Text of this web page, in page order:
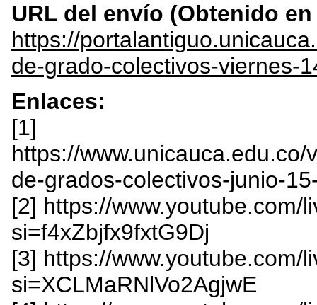
URL del envío (Obtenido
https://
de-grado-colectivos-viernes-
Enlaces:
[1]
https://
de-grados-colectivos-junio-
[2] https://www.youtube.com/
si=f4xZbjfx9fxtG9Dj
[3] https://www.youtube.com/
si=XCLMaRNlVo2AgjwE